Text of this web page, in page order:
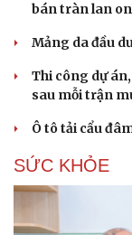
bán tràn lan
Mảng da đầu
Thi công dự
sau mỗi trận
Ô tô tải cẩu
SỨC KHỎE